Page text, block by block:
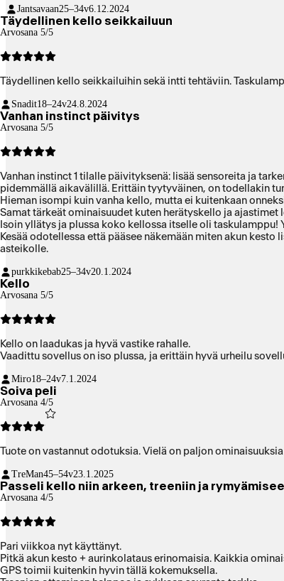
Jantsavaan25–34v6.12.2024
Täydellinen kello seikkailuun
Arvosana 5/5
Täydellinen kello seikkailuihin sekä intti tehtäviin.
Snadit18–24v24.8.2024
Vanhan instinct päivitys
Arvosana 5/5
Vanhan instinct 1 tilalle päivityksenä: lisää sensoreita ja
pidemmällä aikavälillä. Erittäin tyytyväinen, on todellakin
Hieman isompi kuin vanha kello, mutta ei kuitenkaan
Samat tärkeät ominaisuudet kuten herätyskello ja ajastimet
Isoin yllätys ja plussa koko kellossa itselle oli
Kesää odotellessa että pääsee näkemään miten akun
asteikolle.
purkkikebab25–34v20.1.2024
Kello
Arvosana 5/5
Kello on laadukas ja hyvä vastike rahalle.
Vaadittu sovellus on iso plussa, ja erittäin hyvä urheilu
Miro18–24v7.1.2024
Soiva peli
Arvosana 4/5
Tuote on vastannut odotuksia. Vielä on paljon
TreMan45–54v23.1.2025
Passeli kello niin arkeen, treeniin ja
Arvosana 4/5
Pari viikkoa nyt käyttänyt.
Pitkä akun kesto + aurinkolataus erinomaisia. Kaikkia
GPS toimii kuitenkin hyvin tällä kokemuksella.